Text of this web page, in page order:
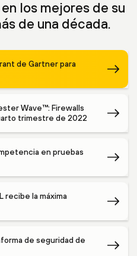
los mejores de su
de una década.
de Gartner para
Wave™: Firewalls
trimestre de 2022
en pruebas
recibe la máxima
de seguridad de